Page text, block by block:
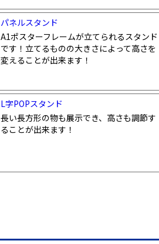
パネルスタンド
A1ポスターフレームが立てられるスタンド
です！立てるものの大きさによって高さを
変えることが出来ます！
L字POPスタンド
長い長方形の物も展示でき、高さも調節す
ることが出来ます！